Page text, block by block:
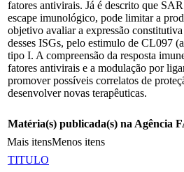
fatores antivirais. Já é descrito que
escape imunológico, pode limitar a
objetivo avaliar a expressão
desses ISGs, pelo estimulo de CL097
tipo I. A compreensão da resposta
fatores antivirais e a modulação por
promover possíveis correlatos de
desenvolver novas terapêuticas.
Matéria(s) publicada(s) na Agência
Mais itensMenos itens
TITULO